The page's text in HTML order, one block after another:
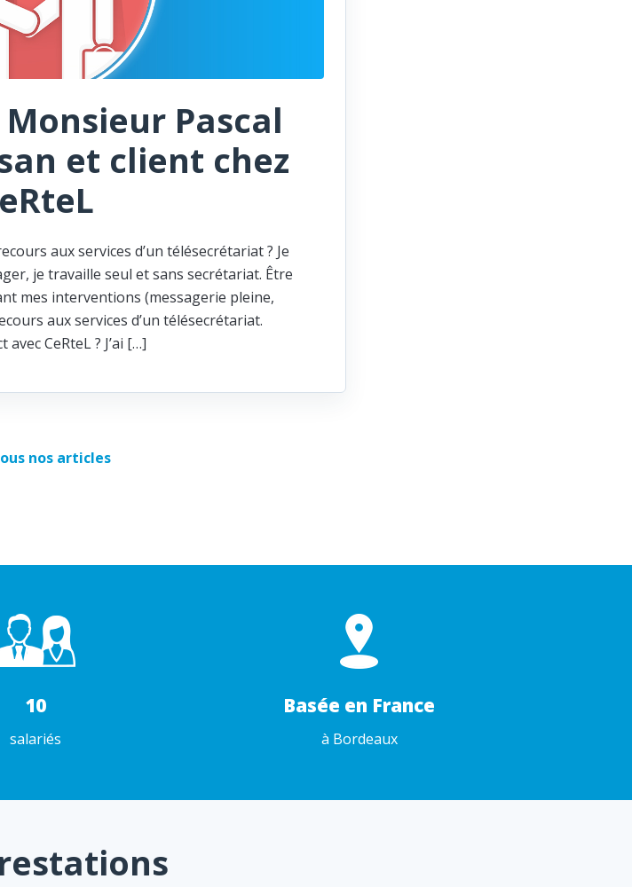
Pascal
et client chez
aux services d’un télésecrétariat ? Je
je travaille seul et sans secrétariat. Être
mes interventions (messagerie pleine,
aux services d’un télésecrétariat.
CeRteL ? J’ai […]
nos articles
10
salariés
Basée en France
à Bordeaux